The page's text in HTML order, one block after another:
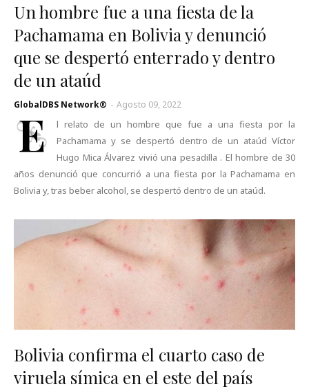
Un hombre fue a una fiesta de la
Pachamama en Bolivia y denunció
que se despertó enterrado y dentro
de un ataúd
GlobalDBS Network® - Agosto 09, 2022
E
l relato de un hombre que fue a una fiesta por la
Pachamama y se despertó dentro de un ataúd Víctor
Hugo Mica Álvarez vivió una pesadilla . El hombre de 30
años denunció que concurrió a una fiesta por la Pachamama en
Bolivia y, tras beber alcohol, se despertó dentro de un ataúd.
Bolivia confirma el cuarto caso de
viruela símica en el este del país